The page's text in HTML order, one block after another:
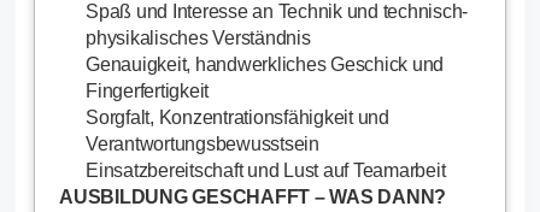
Spaß und Interesse an Technik und technisch-
physikalisches Verständnis
Genauigkeit, handwerkliches Geschick und
Fingerfertigkeit
Sorgfalt, Konzentrationsfähigkeit und
Verantwortungsbewusstsein
Einsatzbereitschaft und Lust auf Teamarbeit
AUSBILDUNG GESCHAFFT – WAS DANN?